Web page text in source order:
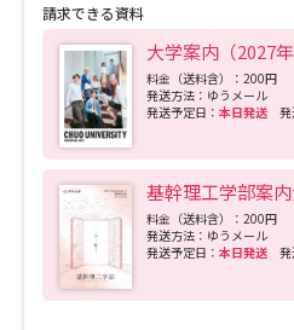
来場型・Web型イベント特集
志望校・出願校を調べる
併願校選び
支援 「法科の中央」の伝統を受け継ぎ、卒
る質の高い講座とゼミを受講することがで
司法試験予備試験合格を目指す学生のため
る「公認会計士講座」は、卒業生の公認会
にあたり、3年間で着実に合格を目指すこと
す。 いずれの講座も、費用面に配慮しつつ
■卒業後をサポート：就職 1年次から始まる
と」「世の中を知ること」からスタートし
まな業界へのインターンシップ参加や、就
覚を磨く就職合宿など、段階的なキャリア支
上が参加する学内企業セミナーでは、企業
ことができます。 年間でのべ200日以上実
は、企業への就職だけでなく、公務員試験
大学院進学まで、幅広いキャリア選択を支
路を決めるまで、社会や仕事について体系的
請求できる資料
大学案内（2027年
料金（送料含）：200円
発送方法：ゆうメール
発送予定日： 本日発送
基幹理工学部案内
料金（送料含）：200円
発送方法：ゆうメール
発送予定日： 本日発送